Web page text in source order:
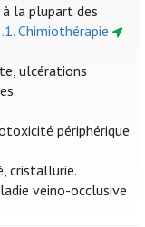
la plupart des
Chimiothérapie
ulcérations
périphérique
cristallurie.
veino-occlusive